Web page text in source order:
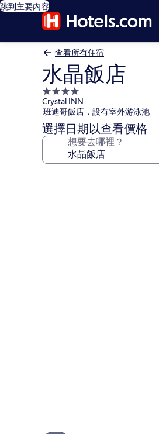
跳到主要內容
查看所有住宿
水晶飯店
4.0
星
級
住
宿
Crystal INN
班迪哥飯店，設有室外游泳池
選擇日期以查看價格
想要去哪裡？